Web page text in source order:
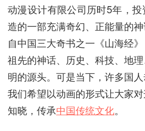
动漫设计有限公司历时5年，
造的一部充满奇幻、正能量的
自中国三大奇书之一《山海经
祖先的神话、历史、科技、地
明的源头。可是当下，许多国人
我们希望以动画的形式让大家
知晓，传承中国传统文化。